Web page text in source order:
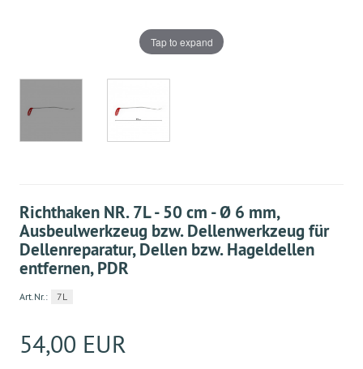
Tap to expand
Richthaken NR. 7L - 50 cm - Ø 6 mm,
Ausbeulwerkzeug bzw. Dellenwerkzeug für
Dellenreparatur, Dellen bzw. Hageldellen
entfernen, PDR
Art.Nr.: 7L
54,00 EUR